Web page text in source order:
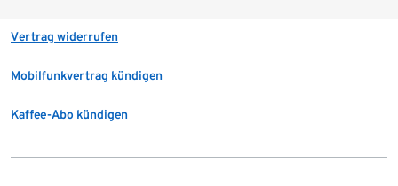
Vertrag widerrufen
Mobilfunkvertrag kündigen
Kaffee-Abo kündigen